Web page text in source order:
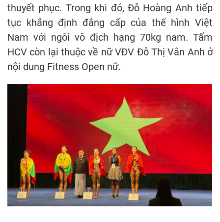
thuyết phục. Trong khi đó, Đỗ Hoàng Anh tiếp
tục khẳng định đẳng cấp của thể hình Việt
Nam với ngôi vô địch hạng 70kg nam. Tấm
HCV còn lại thuộc về nữ VĐV Đỗ Thị Vân Anh ở
nội dung Fitness Open nữ.